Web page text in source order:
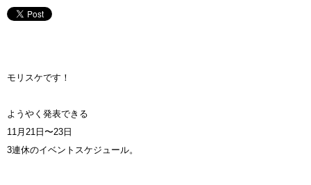
モリスケです！
ようやく発表できる
11月21日〜23日
3連休のイベントスケジュール。